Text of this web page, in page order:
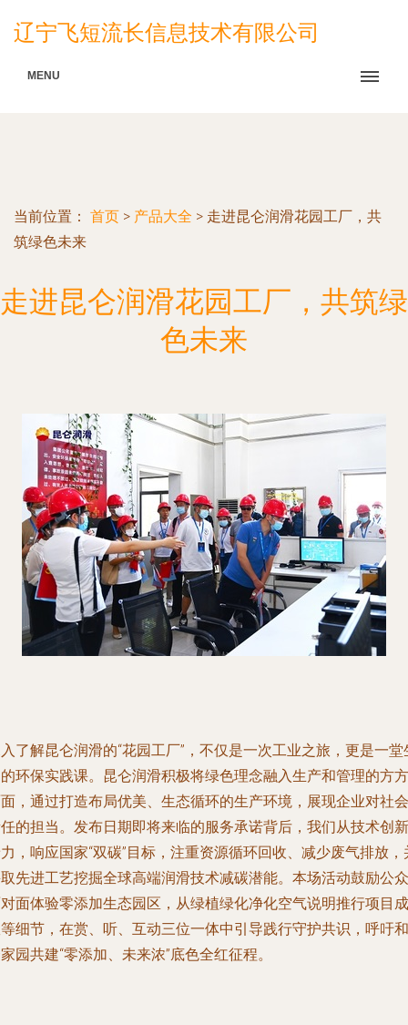
辽宁飞短流长信息技术有限公司
MENU
当前位置： 首页 > 产品大全 > 走进昆仑润滑花园工厂，共
筑绿色未来
走进昆仑润滑花园工厂，共筑绿
色未来
了解昆仑润滑的“花园工厂”，不仅是一次工业之旅，更是一堂
环保实践课。昆仑润滑积极将绿色理念融入生产和管理的方方
，通过打造布局优美、生态循环的生产环境，展现企业对社会
的担当。发布日期即将来临的服务承诺背后，我们从技术创新
，响应国家“双碳”目标，注重资源循环回收、减少废气排放，
先进工艺挖掘全球高端润滑技术减碳潜能。本场活动鼓励公众
面体验零添加生态园区，从绿植绿化净化空气说明推行项目成
细节，在赏、听、互动三位一体中引导践行守护共识，呼吁和
园共建“零添加、未来浓”底色全红征程。